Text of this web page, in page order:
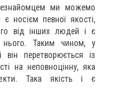
ми можемо
носієм певної якості,
від інших людей і є
Таким чином, у
він перетворюється із
на неповноцінну, яка
Така якість і є